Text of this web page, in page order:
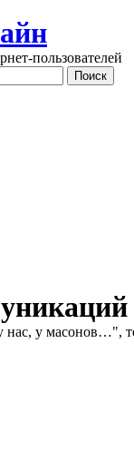
пользователей
нас, у масонов…",